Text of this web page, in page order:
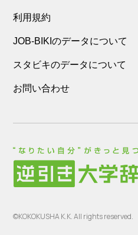
利用規約
JOB-BIKIのデータについて
スタビキのデータについて
お問い合わせ
©KOKOKUSHA K.K. All rights reserved.